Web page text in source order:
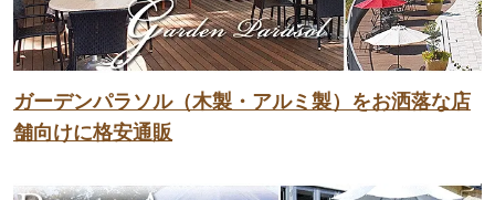
ガーデンパラソル（木製・アルミ製）をお洒落な店
舗向けに格安通販